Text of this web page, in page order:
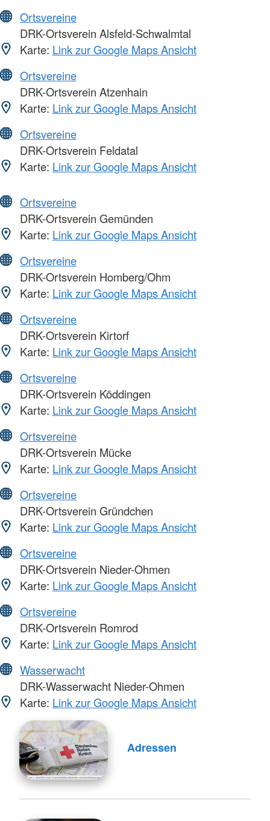
Ortsvereine
DRK-Ortsverein Alsfeld-Schwalmtal
Karte: Link zur Google Maps Ansicht
Ortsvereine
DRK-Ortsverein Atzenhain
Karte: Link zur Google Maps Ansicht
Ortsvereine
DRK-Ortsverein Feldatal
Karte: Link zur Google Maps Ansicht
Ortsvereine
DRK-Ortsverein Gemünden
Karte: Link zur Google Maps Ansicht
Ortsvereine
DRK-Ortsverein Homberg/Ohm
Karte: Link zur Google Maps Ansicht
Ortsvereine
DRK-Ortsverein Kirtorf
Karte: Link zur Google Maps Ansicht
Ortsvereine
DRK-Ortsverein Köddingen
Karte: Link zur Google Maps Ansicht
Ortsvereine
DRK-Ortsverein Mücke
Karte: Link zur Google Maps Ansicht
Ortsvereine
DRK-Ortsverein Gründchen
Karte: Link zur Google Maps Ansicht
Ortsvereine
DRK-Ortsverein Nieder-Ohmen
Karte: Link zur Google Maps Ansicht
Ortsvereine
DRK-Ortsverein Romrod
Karte: Link zur Google Maps Ansicht
Wasserwacht
DRK-Wasserwacht Nieder-Ohmen
Karte: Link zur Google Maps Ansicht
Adressen